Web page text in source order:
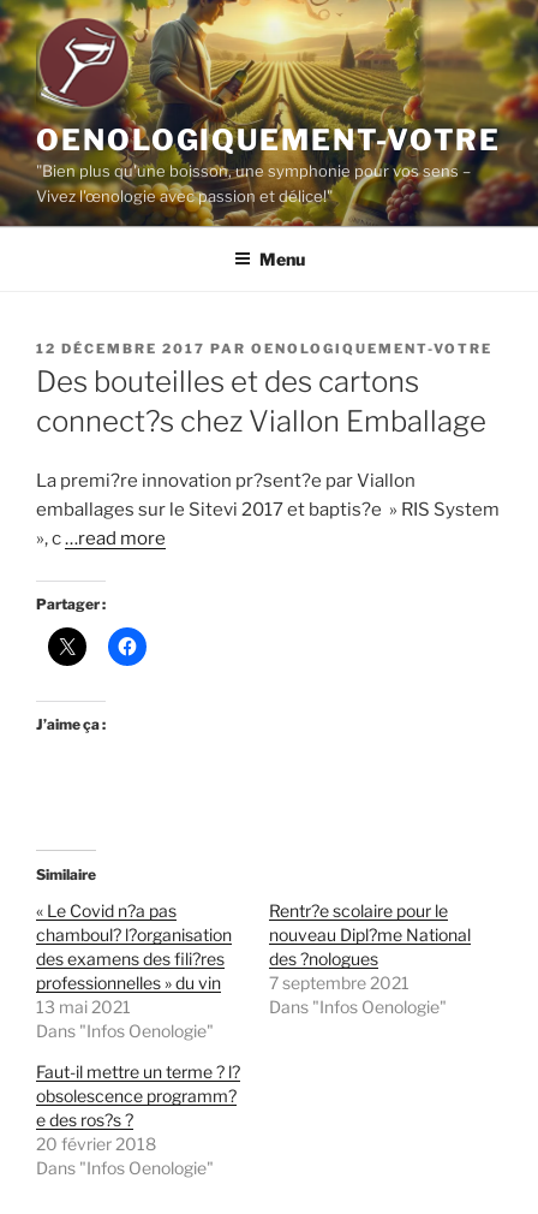
Aller
au
contenu
principal
OENOLOGIQUEMENT-VOTRE
"Bien plus qu'une boisson, une symphonie pour vos sens –
Vivez l'œnologie avec passion et délice!"
Menu
PUBLIÉ
LE
12 DÉCEMBRE 2017 PAR OENOLOGIQUEMENT-VOTRE
Des bouteilles et des cartons
connect?s chez Viallon Emballage
La premi?re innovation pr?sent?e par Viallon
emballages sur le Sitevi 2017 et baptis?e » RIS System
», c…read more
Partager :
J’aime ça :
Similaire
« Le Covid n?a pas
chamboul? l?organisation
des examens des fili?res
professionnelles » du vin
13 mai 2021
Dans "Infos Oenologie"
Rentr?e scolaire pour le
nouveau Dipl?me National
des ?nologues
7 septembre 2021
Dans "Infos Oenologie"
Faut-il mettre un terme ? l?
obsolescence programm?
e des ros?s ?
20 février 2018
Dans "Infos Oenologie"